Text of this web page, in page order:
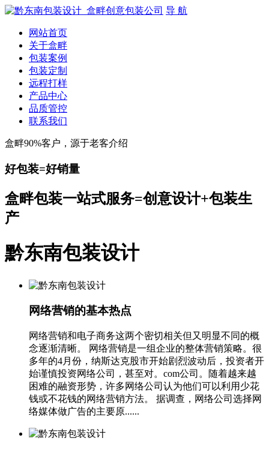
导 航
网站首页
关于盒畔
包装案例
包装定制
远程打样
产品中心
品质管控
联系我们
盒畔90%客户，源于老客介绍
好包装=好销量
盒畔包装一站式服务=创意设计+包装生
产
黔东南包装设计
网络营销的基本热点
网络营销和电子商务这两个密切相关但又明显不同的概
念逐渐清晰。 网络营销是一组企业的整体营销策略。很
多年的4月份，纳斯达克股市开始剧烈波动后，投资者开
始谨慎投资网络公司，甚至对。com公司。随着越来越
困难的融资形势，许多网络公司认为他们可以利用少花
钱或不花钱的网络营销方法。 据调查，网络公司选择网
络媒体做广告的主要原......